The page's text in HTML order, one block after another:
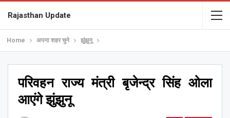
Rajasthan Update
Home अपना शहर चुने झुंझुनू
परिवहन राज्य मंत्री बृजेन्द्र सिंह ओला
आएंगे झुंझुनू